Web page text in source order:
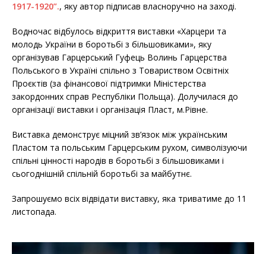
1917-1920”., яку автор підписав власноручно на заході.
Водночас відбулось відкриття виставки «Харцери та
молодь України в боротьбі з більшовиками», яку
організував Гарцерський Гуфець Волинь Гарцерства
Польського в Україні спільно з Товариством Освітніх
Проєктів (за фінансової підтримки Міністерства
закордонних справ Республіки Польща). Долучилася до
організації виставки і організація Пласт, м.Рівне.
Виставка демонструє міцний зв’язок між українським
Пластом та польським Гарцерським рухом, символізуючи
спільні цінності народів в боротьбі з більшовиками і
сьогоднішній спільній боротьбі за майбутнє.
Запрошуємо всіх відвідати виставку, яка триватиме до 11
листопада.